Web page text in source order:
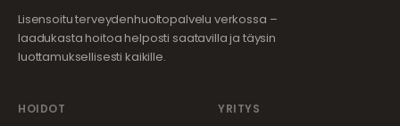
Lisensoitu terveydenhuoltopalvelu verkossa –
laadukasta hoitoa helposti saatavilla ja täysin
luottamuksellisesti kaikille.
HOIDOT YRITYS